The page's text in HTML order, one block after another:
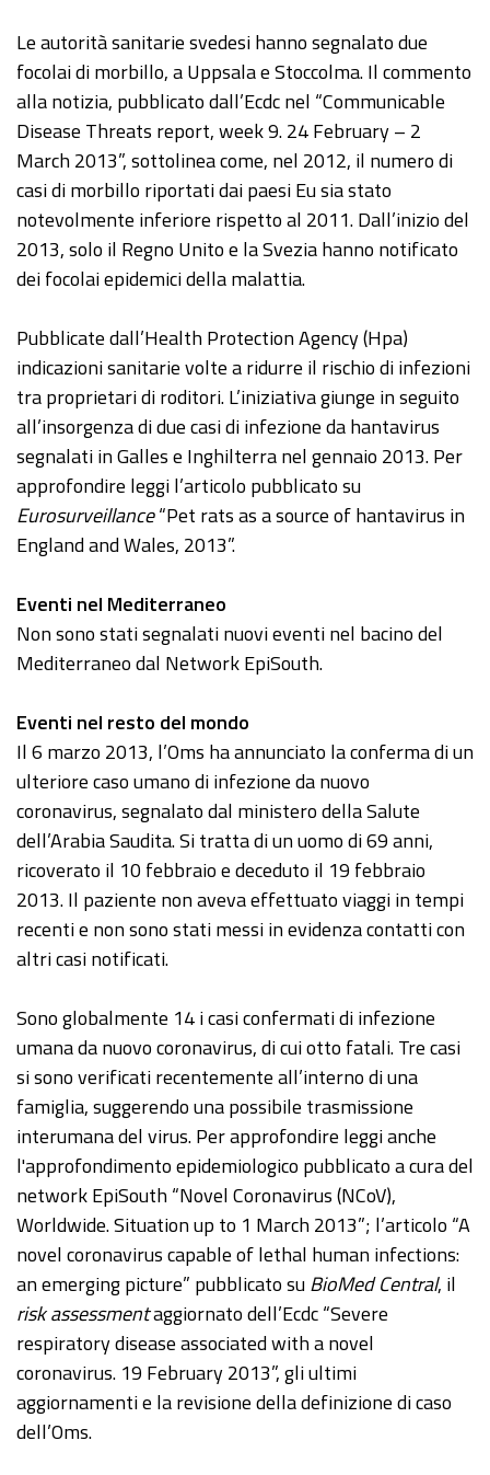
Le autorità sanitarie svedesi hanno segnalato due
focolai di morbillo, a Uppsala e Stoccolma. Il commento
alla notizia, pubblicato dall’Ecdc nel “Communicable
Disease Threats report, week 9. 24 February – 2
March 2013”, sottolinea come, nel 2012, il numero di
casi di morbillo riportati dai paesi Eu sia stato
notevolmente inferiore rispetto al 2011. Dall’inizio del
2013, solo il Regno Unito e la Svezia hanno notificato
dei focolai epidemici della malattia.
Pubblicate dall’Health Protection Agency (Hpa)
indicazioni sanitarie volte a ridurre il rischio di infezioni
tra proprietari di roditori. L’iniziativa giunge in seguito
all’insorgenza di due casi di infezione da hantavirus
segnalati in Galles e Inghilterra nel gennaio 2013. Per
approfondire leggi l’articolo pubblicato su
Eurosurveillance“Pet rats as a source of hantavirus in
England and Wales, 2013”.
Eventi nel Mediterraneo
Non sono stati segnalati nuovi eventi nel bacino del
Mediterraneo dal Network EpiSouth.
Eventi nel resto del mondo
Il 6 marzo 2013, l’Oms ha annunciato la conferma di un
ulteriore caso umano di infezione da nuovo
coronavirus, segnalato dal ministero della Salute
dell’Arabia Saudita. Si tratta di un uomo di 69 anni,
ricoverato il 10 febbraio e deceduto il 19 febbraio
2013. Il paziente non aveva effettuato viaggi in tempi
recenti e non sono stati messi in evidenza contatti con
altri casi notificati.
Sono globalmente 14 i casi confermati di infezione
umana da nuovo coronavirus, di cui otto fatali. Tre casi
si sono verificati recentemente all’interno di una
famiglia, suggerendo una possibile trasmissione
interumana del virus. Per approfondire leggi anche
l'approfondimento epidemiologico pubblicato a cura del
network EpiSouth “Novel Coronavirus (NCoV),
Worldwide. Situation up to 1 March 2013”; l’articolo “A
novel coronavirus capable of lethal human infections:
an emerging picture” pubblicato suBioMed Central, il
risk assessmentaggiornato dell’Ecdc “Severe
respiratory disease associated with a novel
coronavirus. 19 February 2013”, gli ultimi
aggiornamenti e la revisione della definizione di caso
dell’Oms.